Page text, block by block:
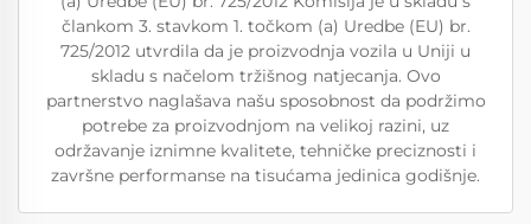
člankom 3. stavkom 1. točkom (a) Uredbe (EU) br.
725/2012 utvrdila da je proizvodnja vozila u Uniji u
skladu s načelom tržišnog natjecanja. Ovo
partnerstvo naglašava našu sposobnost da podržimo
potrebe za proizvodnjom na velikoj razini, uz
održavanje iznimne kvalitete, tehničke preciznosti i
završne performanse na tisućama jedinica godišnje.